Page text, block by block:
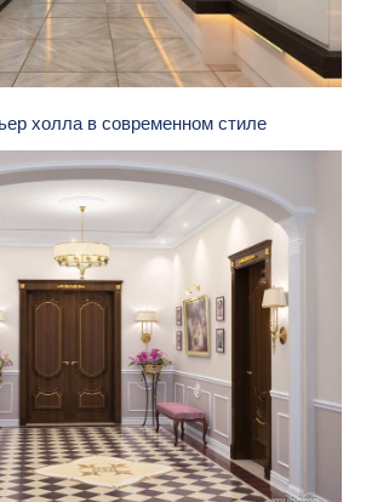
холла в современном стиле